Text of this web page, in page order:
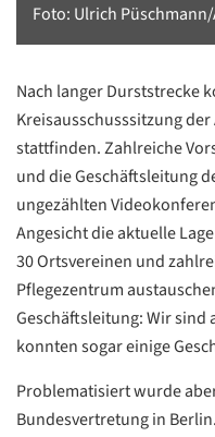
Foto: Ulrich Püschmann/
Nach langer Durststrecke
Kreisausschusssitzung
stattfinden. Zahlreiche
und die Geschäftsleitung
ungezählten
Angesicht die aktuelle
30 Ortsvereinen und
Pflegezentrum
Geschäftsleitung: Wir sind
konnten sogar einige
Problematisiert wurde
Bundesvertretung in